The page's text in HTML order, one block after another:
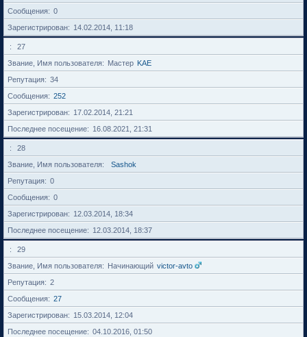
Сообщения
0
Зарегистрирован
14.02.2014, 11:18
27
Звание, Имя пользователя
Мастер KAE
Репутация
34
Сообщения
252
Зарегистрирован
17.02.2014, 21:21
Последнее посещение
16.08.2021, 21:31
28
Звание, Имя пользователя
Sashok
Репутация
0
Сообщения
0
Зарегистрирован
12.03.2014, 18:34
Последнее посещение
12.03.2014, 18:37
29
Звание, Имя пользователя
Начинающий victor-avto
Репутация
2
Сообщения
27
Зарегистрирован
15.03.2014, 12:04
Последнее посещение
04.10.2016, 01:50